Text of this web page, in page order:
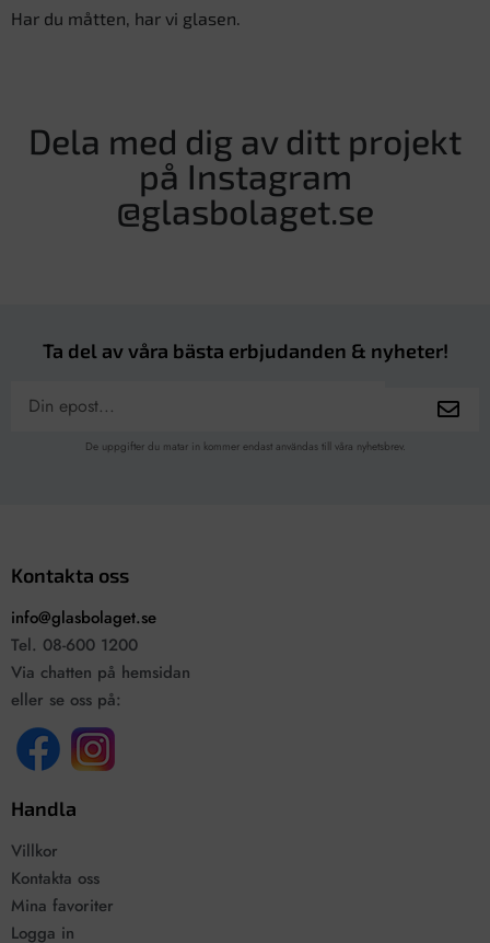
Har du måtten, har vi glasen.
Dela med dig av ditt projekt
på Instagram
@glasbolaget.se
Ta del av våra bästa erbjudanden & nyheter!
De uppgifter du matar in kommer endast användas till våra nyhetsbrev.
Kontakta oss
info@glasbolaget.se
Tel. 08-600 1200
Via chatten på hemsidan
eller se oss på:
Handla
Villkor
Kontakta oss
Mina favoriter
Logga in